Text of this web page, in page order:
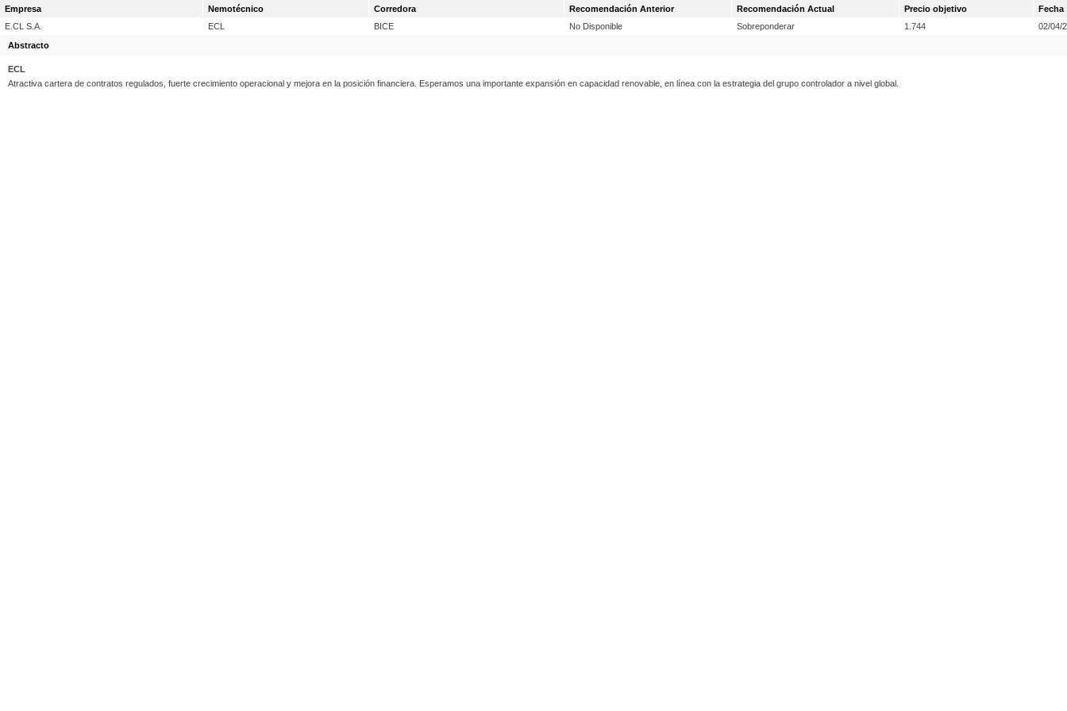
Empresa Nemotécnico Corredora Recomendación Anterior Recomendación Actual Precio objetivo
Fecha
E.CL S.A.
ECL BICE No Disponible Sobreponderar 1.744
02/04/
Abstracto
ECL
Atractiva cartera de contratos regulados, fuerte crecimiento operacional y mejora en la posición financiera. Esperamos una importante expansión en capacidad renovable, en línea con la estrategia del grupo controlador a nivel global.